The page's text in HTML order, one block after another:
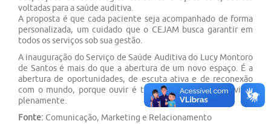
voltadas para a saúde auditiva.
A proposta é que cada paciente seja acompanhado de forma
personalizada, um cuidado que o CEJAM busca garantir em
todos os serviços sob sua gestão.
A inauguração do Serviço de Saúde Auditiva do Lucy Montoro
de Santos é mais do que a abertura de um novo espaço. É a
abertura de oportunidades, de escuta ativa e de reconexão
com o mundo, porque ouvir é também uma forma de viver
plenamente.
Fonte: Comunicação, Marketing e Relacionamento